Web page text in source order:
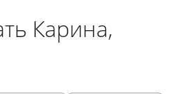
Карина,